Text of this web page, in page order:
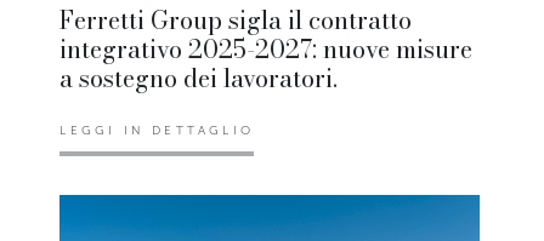
Ferretti Group sigla il contratto
integrativo 2025-2027: nuove misure
a sostegno dei lavoratori.
LEGGI IN DETTAGLIO